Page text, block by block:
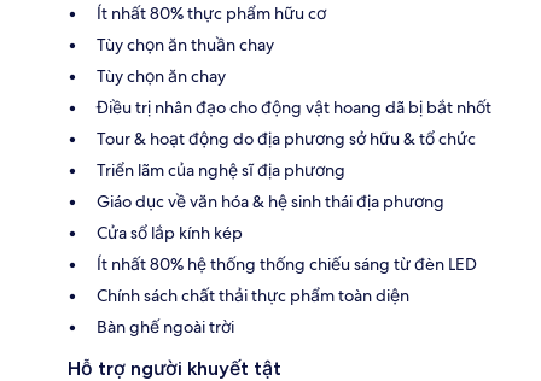
Ít nhất 80% thực phẩm hữu cơ
Tùy chọn ăn thuần chay
Tùy chọn ăn chay
Điều trị nhân đạo cho động vật hoang dã bị bắt nhốt
Tour & hoạt động do địa phương sở hữu & tổ chức
Triển lãm của nghệ sĩ địa phương
Giáo dục về văn hóa & hệ sinh thái địa phương
Cửa sổ lắp kính kép
Ít nhất 80% hệ thống thống chiếu sáng từ đèn LED
Chính sách chất thải thực phẩm toàn diện
Bàn ghế ngoài trời
Hỗ trợ người khuyết tật